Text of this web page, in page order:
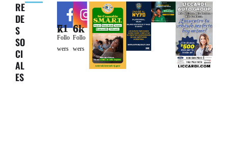
RE
DE
S
SO
CI
AL
ES
71k
Follo
wers
6.6k
Follo
wers